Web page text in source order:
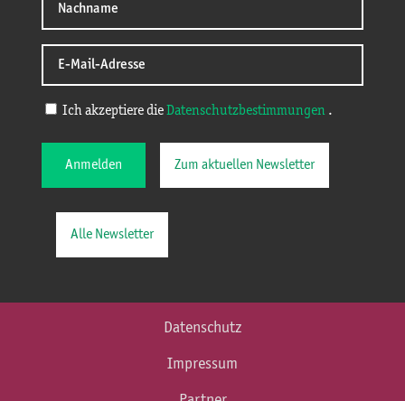
Ich akzeptiere die Datenschutzbestimmungen .
Anmelden Zum aktuellen Newsletter
Alle Newsletter
Datenschutz
Impressum